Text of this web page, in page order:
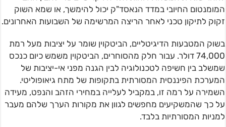
המומנטום החיובי במדד הנאסד"ק יכול להימשך, או שמא השוק
זקוק לתיקון טכני לאחר הריצה המרשימה של השבועות האחרונים.
בשוק המטבעות הדיגיטליים, הביטקוין שומר על יציבות מעל רמת
74,000 דולר. עבור חלק מהסוחרים, הביטקוין משמש כיום כנכס
שמשלב בין חשיפה לטכנולוגיה לבין הגנה מפני אי-יציבות של
המערכת הפיננסית המסורתית בתקופות של מתח גיאופוליטי.
השמירה על רמה זו, במקביל לעלייה במחירי הזהב והנפט, מעידה
על כך שהמשקיעים מחפשים לגוון את מקורות הערך שלהם מעבר
למניות המסורתיות בלבד.